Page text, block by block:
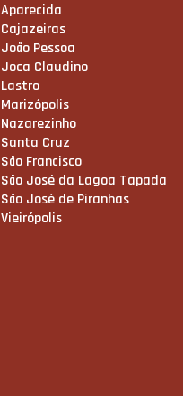
Aparecida
Cajazeiras
João Pessoa
Joca Claudino
Lastro
Marizópolis
Nazarezinho
Santa Cruz
São Francisco
São José da Lagoa Tapada
São José de Piranhas
Vieirópolis